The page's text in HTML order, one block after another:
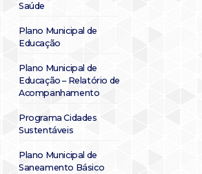
Saúde
Plano Municipal de
Educação
Plano Municipal de
Educação – Relatório de
Acompanhamento
Programa Cidades
Sustentáveis
Plano Municipal de
Saneamento Básico